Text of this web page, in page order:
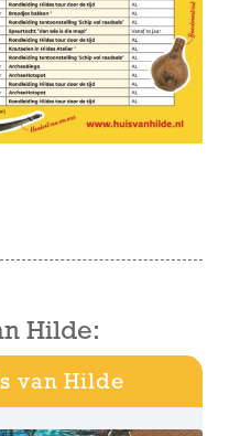
Hilde:
van Hilde